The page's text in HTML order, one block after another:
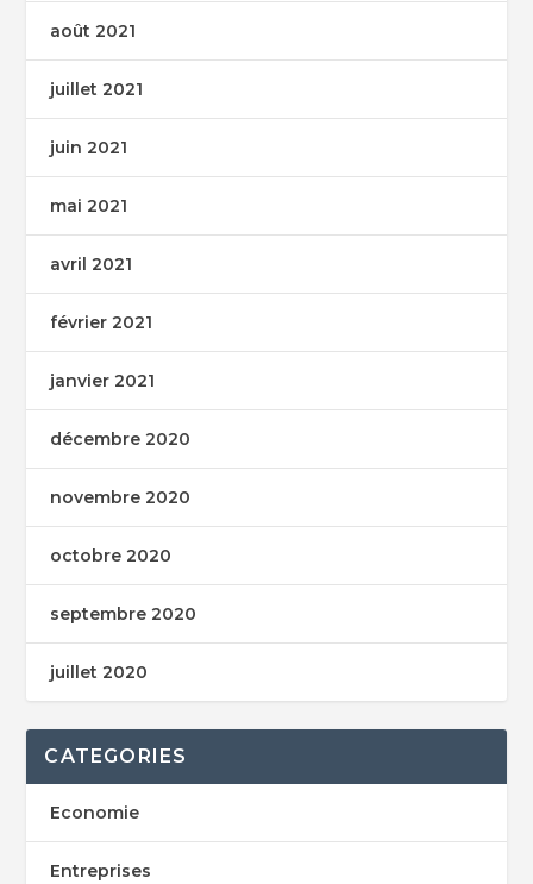
août 2021
juillet 2021
juin 2021
mai 2021
avril 2021
février 2021
janvier 2021
décembre 2020
novembre 2020
octobre 2020
septembre 2020
juillet 2020
CATEGORIES
Economie
Entreprises